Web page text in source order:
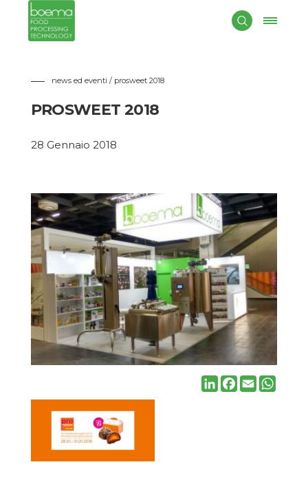
Boema S.p.A.
Cologne. Boema S.p.A. si affaccia sempre di più nel mercato
dolciario e punta a diventare leader in questo settore.
Date: 28/01-31/01/2018
Luogo della fiera: Colonia, Koelnmesse
dolciario e punta a diventare leader in questo settore.
Vi invitiamo a visitare il nostro stand per toccare di persona la
qualità delle macchine Boema.
Hall 10.1, Stand D n° 090
Date: 28/01-31/01/2018
Luogo della fiera: Colonia, Koelnmesse
http://www.prosweets.com/Prosweets/index-2.php
news ed eventi / prosweet 2018
PROSWEET 2018
28 Gennaio 2018
LinkedInFacebook
Email